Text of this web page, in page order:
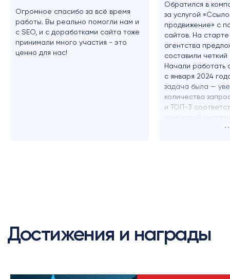
Огромное спасибо за всё время
работы. Вы реально помогли нам и
с SEO, и с доработками сайта тоже
принимали много участия - это
ценно для нас!
Обратился в
за услугой
продвижение» с
сайтов. На
агентства
составили
Начали работать
с января 2024
задача была —
количества
и ТОП-3
За первые 3
по проекту
и прозрачная.